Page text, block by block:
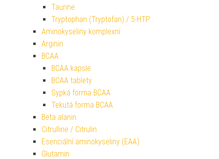
Taurine
Tryptophan (Tryptofan) / 5-HTP
Aminokyseliny komplexní
Arginin
BCAA
BCAA kapsle
BCAA tablety
Sypká forma BCAA
Tekutá forma BCAA
Beta alanin
Citrulline / Citrulin
Esenciální aminokyseliny (EAA)
Glutamin